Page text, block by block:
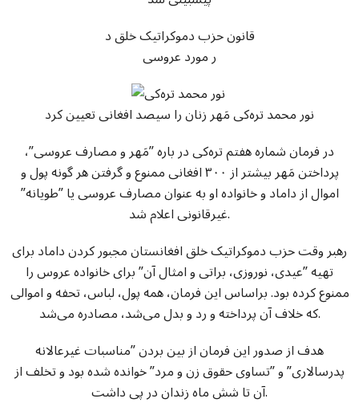
قانون حزب دموکراتیک خلق د
ر مورد عروسی
نور محمد تره‌کی مَهر زنان را سیصد افغانی تعیین کرد
در فرمان شماره هفتم تره‌کی در باره ”مَهر و مصارف عروسی”،
پرداختن مَهر بیشتر از ۳۰۰ افغانی ممنوع و گرفتن هر گونه پول و
اموال از داماد و خانواده او به عنوان مصارف عروسی یا ”طویانه”
غیرقانونی اعلام شد.
رهبر وقت حزب دموکراتیک خلق افغانستان مجبور کردن داماد برای
تهیه ”عیدی، نوروزی، براتی و امثال آن” برای خانواده عروس را
ممنوع کرده بود. براساس این فرمان، همه پول، لباس، تحفه و اموالی
که خلاف آن پرداخته و رد و بدل می‌شد، مصادره می‌شد.
هدف از صدور این فرمان از بین بردن ”مناسبات غیرعالانه
پدرسالاری” و ”تساوی حقوق زن و مرد” خوانده شده بود و تخلف از
آن تا شش ماه زندان در پی داشت.